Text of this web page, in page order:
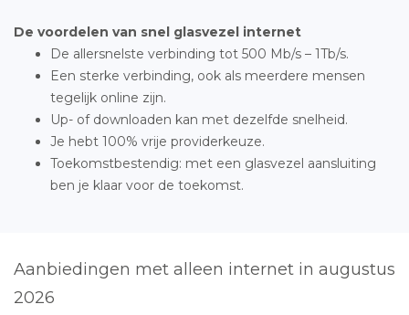
De voordelen van snel glasvezel internet
De allersnelste verbinding tot 500 Mb/s – 1Tb/s.
Een sterke verbinding, ook als meerdere mensen
tegelijk online zijn.
Up- of downloaden kan met dezelfde snelheid.
Je hebt 100% vrije providerkeuze.
Toekomstbestendig: met een glasvezel aansluiting
ben je klaar voor de toekomst.
Aanbiedingen met alleen internet in augustus
2026